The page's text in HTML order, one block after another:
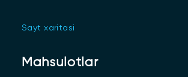
Sayt xaritasi
Mahsulotlar